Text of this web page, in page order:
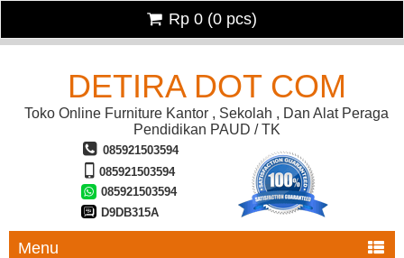
DETIRA DOT COM
Toko Online Furniture Kantor , Sekolah , Dan Alat Peraga
Pendidikan PAUD / TK
085921503594
085921503594
085921503594
D9DB315A
Menu
Rp 0 (0 pcs)